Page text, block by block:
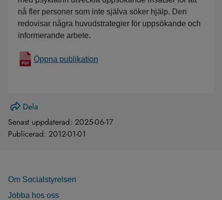
nå fler personer som inte själva söker hjälp. Den
redovisar några huvudstrategier för uppsökande och
informerande arbete.
Öppna publikation
Dela
Senast uppdaterad: 2025-06-17
Publicerad: 2012-01-01
Om Socialstyrelsen
Jobba hos oss